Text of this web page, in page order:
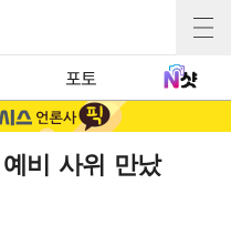
포토
비 사위 만났